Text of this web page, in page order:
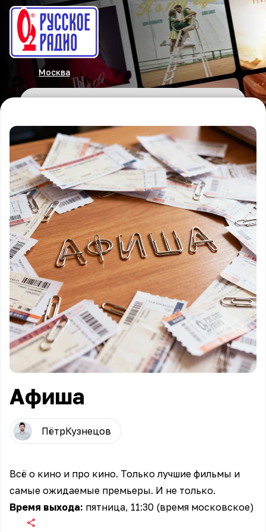
Москва
Афиша
ПётрКузнецов
Всё о кино и про кино. Только лучшие фильмы и
самые ожидаемые премьеры. И не только.
Время выхода: пятница, 11:30 (время московское)